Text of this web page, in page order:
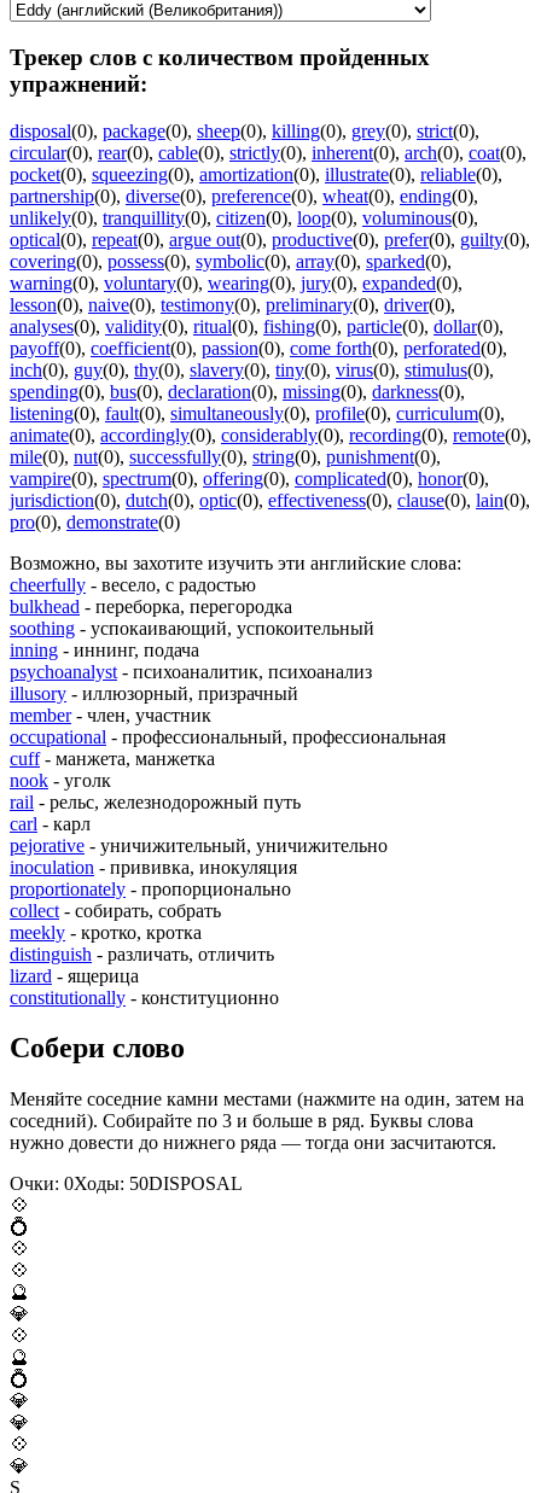
Трекер слов с количеством пройденных
упражнений:
disposal(0), package(0), sheep(0), killing(0), grey(0), strict(0),
circular(0), rear(0), cable(0), strictly(0), inherent(0), arch(0), coat(0),
pocket(0), squeezing(0), amortization(0), illustrate(0), reliable(0),
partnership(0), diverse(0), preference(0), wheat(0), ending(0),
unlikely(0), tranquillity(0), citizen(0), loop(0), voluminous(0),
optical(0), repeat(0), argue out(0), productive(0), prefer(0), guilty(0),
covering(0), possess(0), symbolic(0), array(0), sparked(0),
warning(0), voluntary(0), wearing(0), jury(0), expanded(0),
lesson(0), naive(0), testimony(0), preliminary(0), driver(0),
analyses(0), validity(0), ritual(0), fishing(0), particle(0), dollar(0),
payoff(0), coefficient(0), passion(0), come forth(0), perforated(0),
inch(0), guy(0), thy(0), slavery(0), tiny(0), virus(0), stimulus(0),
spending(0), bus(0), declaration(0), missing(0), darkness(0),
listening(0), fault(0), simultaneously(0), profile(0), curriculum(0),
animate(0), accordingly(0), considerably(0), recording(0), remote(0),
mile(0), nut(0), successfully(0), string(0), punishment(0),
vampire(0), spectrum(0), offering(0), complicated(0), honor(0),
jurisdiction(0), dutch(0), optic(0), effectiveness(0), clause(0), lain(0),
pro(0), demonstrate(0)
Возможно, вы захотите изучить эти английские слова:
cheerfully - весело, с радостью
bulkhead - переборка, перегородка
soothing - успокаивающий, успокоительный
inning - иннинг, подача
psychoanalyst - психоаналитик, психоанализ
illusory - иллюзорный, призрачный
member- член, участник
occupational - профессиональный, профессиональная
cuff- манжета, манжетка
nook - уголк
rail - рельс, железнодорожный путь
carl - карл
pejorative - уничижительный, уничижительно
inoculation - прививка, инокуляция
proportionately - пропорционально
collect - собирать, собрать
meekly - кротко, кротка
distinguish - различать, отличить
lizard - ящерица
constitutionally - конституционно
Собери слово
Меняйте соседние камни местами (нажмите на один, затем на
соседний). Собирайте по 3 и больше в ряд. Буквы слова
нужно довести до нижнего ряда — тогда они засчитаются.
Очки: 0Ходы: 50DISPOSAL
💠
💍
💠
💠
🔮
💎
💠
🔮
💍
💎
💎
💠
💎
S